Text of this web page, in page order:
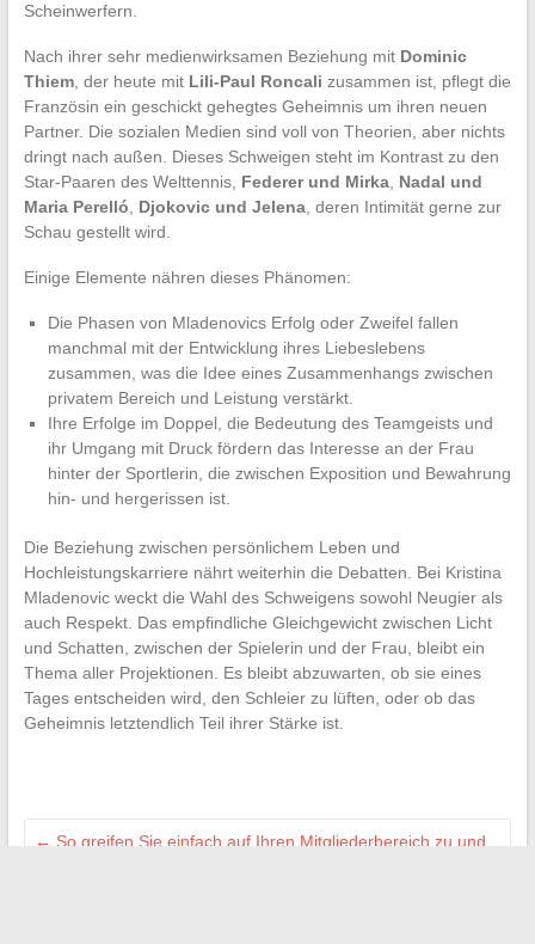
Scheinwerfern.
Nach ihrer sehr medienwirksamen Beziehung mit Dominic
Thiem, der heute mit Lili-Paul Roncali zusammen ist, pflegt die
Französin ein geschickt gehegtes Geheimnis um ihren neuen
Partner. Die sozialen Medien sind voll von Theorien, aber nichts
dringt nach außen. Dieses Schweigen steht im Kontrast zu den
Star-Paaren des Welttennis, Federer und Mirka, Nadal und
Maria Perelló
Djokovic und Jelena, deren Intimität gerne zur
Schau gestellt wird.
Einige Elemente nähren dieses Phänomen:
Die Phasen von Mladenovics Erfolg oder Zweifel fallen
manchmal mit der Entwicklung ihres Liebeslebens
zusammen, was die Idee eines Zusammenhangs zwischen
privatem Bereich und Leistung verstärkt.
Ihre Erfolge im Doppel, die Bedeutung des Teamgeists und
ihr Umgang mit Druck fördern das Interesse an der Frau
hinter der Sportlerin, die zwischen Exposition und Bewahrung
hin- und hergerissen ist.
Die Beziehung zwischen persönlichem Leben und
Hochleistungskarriere nährt weiterhin die Debatten. Bei Kristina
Mladenovic weckt die Wahl des Schweigens sowohl Neugier als
auch Respekt. Das empfindliche Gleichgewicht zwischen Licht
und Schatten, zwischen der Spielerin und der Frau, bleibt ein
Thema aller Projektionen. Es bleibt abzuwarten, ob sie eines
Tages entscheiden wird, den Schleier zu lüften, oder ob das
Geheimnis letztendlich Teil ihrer Stärke ist.
← So greifen Sie einfach auf Ihren Mitgliederbereich zu und